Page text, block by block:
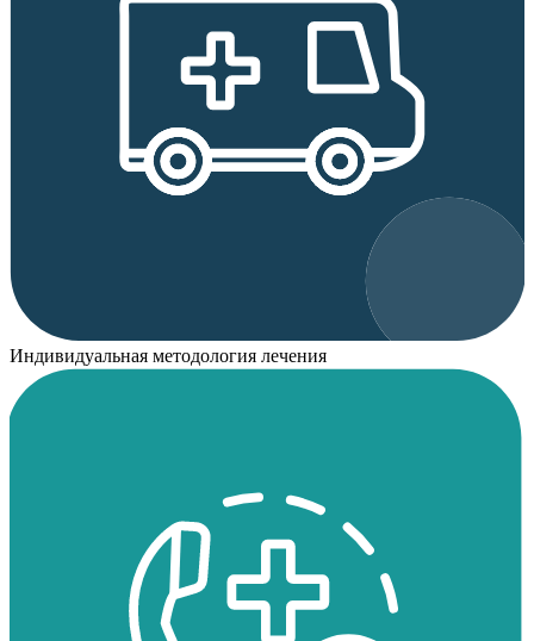
Индивидуальная методология лечения